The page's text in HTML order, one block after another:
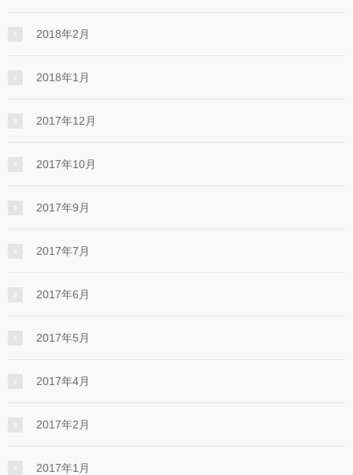
2018年2月
2018年1月
2017年12月
2017年10月
2017年9月
2017年7月
2017年6月
2017年5月
2017年4月
2017年2月
2017年1月